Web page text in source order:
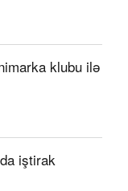
klubu ilə
iştirak